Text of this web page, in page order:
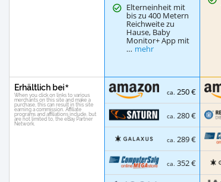
Elterneinheit mit
bis zu 400 Metern
Reichweite zu
Hause, Baby
Monitor+ App mit
… mehr
Erhältlich bei ca.250 €
ca.280 €
ca.289 €
ca.352 €